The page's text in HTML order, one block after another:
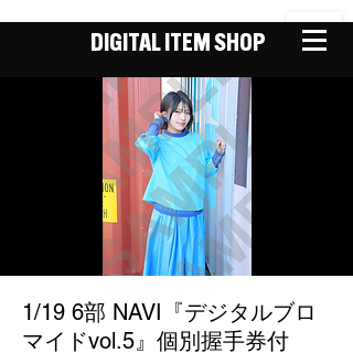
DIGITAL ITEM SHOP
1/19 6部 NAVI『デジタルブロ
マイドvol.5』個別握手券付